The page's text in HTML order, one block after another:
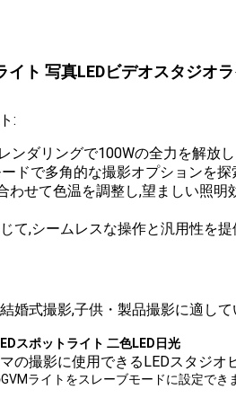
ト 写真LEDビデオスタジオ
:
ンダリングで100Wの全力を解放
ドで多角的な撮影オプションを探
わせて色温を調整し,望ましい照
て,シームレスな操作と汎用性を
婚式撮影,子供・製品撮影に適して
スポットライト 二色LED日光
の撮影に使用できるLEDスタジオ
ライトをスレーブモードに設定で